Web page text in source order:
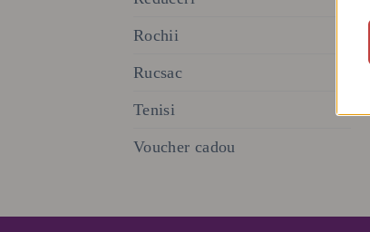
Rochii
Rucsac
Tenisi
Voucher cadou